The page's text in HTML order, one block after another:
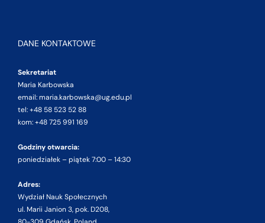
DANE KONTAKTOWE
Sekretariat
Maria Karbowska
email: maria.karbowska@ug.edu.pl
tel: +48 58 523 52 88
kom: +48 725 991 169
Godziny otwarcia:
poniedziałek – piątek 7:00 – 14:30
Adres:
Wydział Nauk Społecznych
ul. Marii Janion 3, pok. D208,